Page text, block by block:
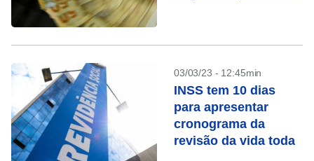
03/03/23 - 12:45min
INSS tem 10 dias
para apresentar
cronograma da
revisão da vida toda